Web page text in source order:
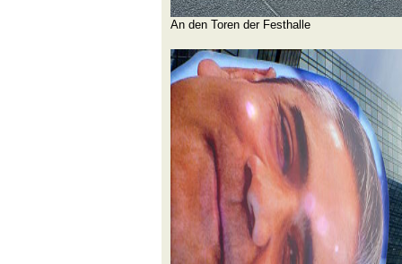
An den Toren der Festhalle